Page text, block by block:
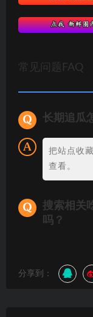
常见问题FAQ
长期追瓜
把站点收
查看。
搜索相关
吗？
分享到：